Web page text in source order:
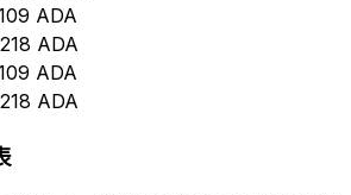
ADA
ADA
ADA
ADA